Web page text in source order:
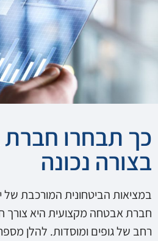
כך תבחרו
בצורה נכונה
במציאות הביטחונית המורכבת
חברת אבטחה מקצועית היא צורך
רחב של גופים ומוסדות. להלן